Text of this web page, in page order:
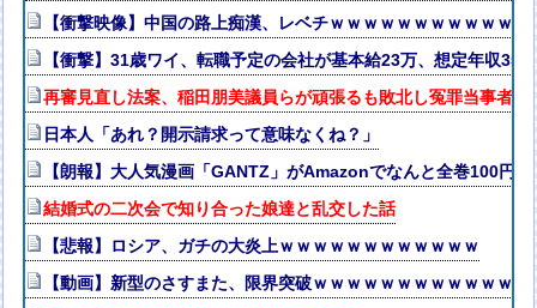
【衝撃映像】中国の路上痴漢、レベチｗｗｗｗｗｗｗｗｗｗｗ
【衝撃】31歳ワイ、転職予定の会社が基本給23万、想定年収
再審見直し法案、稲田朋美議員らが頑張るも敗北し冤罪当事者が
日本人「あれ？開示請求って意味なくね？」
【朗報】大人気漫画「GANTZ」がAmazonでなんと全巻100円
結婚式の二次会で知り合った娘達と乱交した話
【悲報】ロシア、ガチの大炎上ｗｗｗｗｗｗｗｗｗｗｗｗ
【動画】新型のさすまた、限界突破ｗｗｗｗｗｗｗｗｗｗｗｗｗ